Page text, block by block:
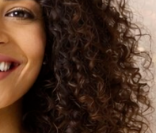
ИМПЛАНТАЦИЯ